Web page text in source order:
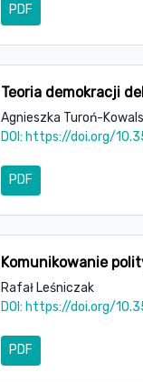
PDF
Teoria demokracji
Agnieszka Turoń-
DOI: https://doi.org/
PDF
Komunikowanie
Rafał Leśniczak
DOI: https://doi.org/
PDF